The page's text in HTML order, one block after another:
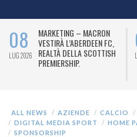
08
LUG 2026
MARKETING – MACRON
VESTIRÀ L’ABERDEEN FC,
REALTÀ DELLA SCOTTISH
PREMIERSHIP.
ALL NEWS AZIENDE CALCIO
DIGITAL MEDIA SPORT
HOME
SPONSORSHIP